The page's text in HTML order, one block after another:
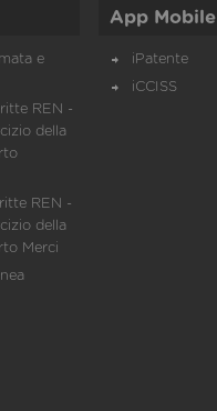
e
REN -
della
REN -
della
Merci
App Mobile
iPatente
iCCISS